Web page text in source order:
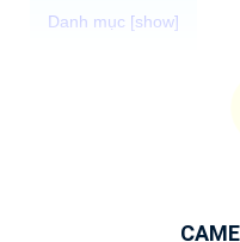
Dạ vâng, dưới đây là một
"Chào bạn, Hãy trải
tài sản và gia đình của bạn